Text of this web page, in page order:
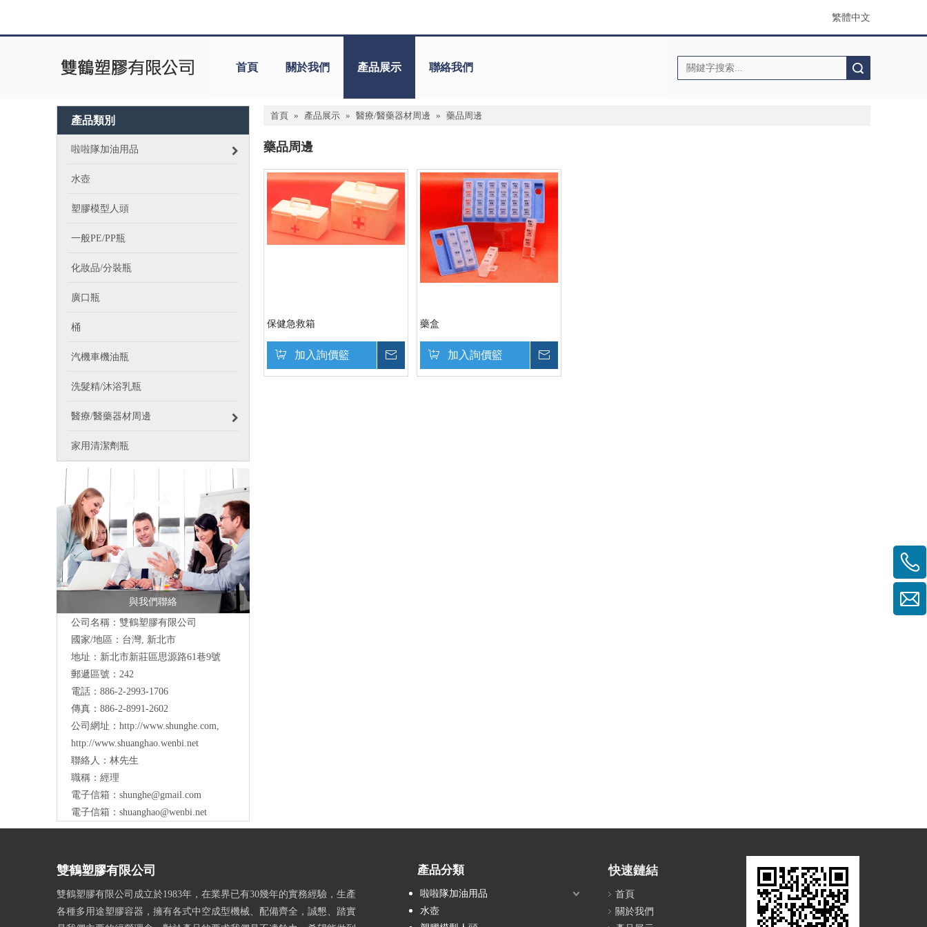
繁體中文
首頁 關於我們 產品展示 聯絡我們
產品類別
啦啦隊加油用品
水壺
塑膠模型人頭
一般PE/PP瓶
化妝品/分裝瓶
廣口瓶
桶
汽機車機油瓶
洗髮精/沐浴乳瓶
醫療/醫藥器材周邊
家用清潔劑瓶
與我們聯絡
公司名稱：雙鶴塑膠有限公司
國家/地區：台灣, 新北市
地址： 新北市新莊區思源路61巷9號
郵遞區號：242
電話：886-2-2993-1706
傳真：886-2-8991-2602
公司網址： http://www.shunghe.com,
http://www.shuanghao.wenbi.net
聯絡人：林先生
職稱：經理
電子信箱： shunghe@gmail.com
電子信箱： shuanghao@wenbi.net
首頁 » 產品展示 » 醫療/醫藥器材周邊 » 藥品周邊
藥品周邊
保健急救箱
加入詢價籃
藥盒
加入詢價籃
雙鶴塑膠有限公司
雙鶴塑膠有限公司成立於1983年，在業界已有30幾年的實務經驗，生產
各種多用途塑膠容器，擁有各式中空成型機械、配備齊全，誠懇、踏實
產品分類
啦啦隊加油用品
水壺
快速鏈結
首頁
關於我們